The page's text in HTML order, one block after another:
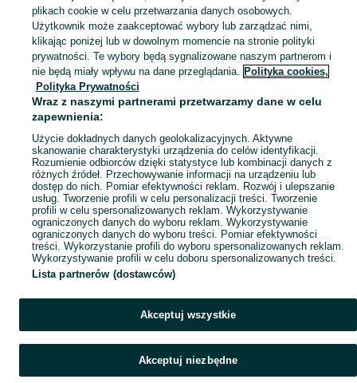
Sprzedaż artykułów rolniczych Nowy Tomyśl ▶️ maszyny rolnicze, produkty rolne i inne ✅ Nowe i używane w dobrych cenach ✌ Znajdź oferty na OLX.pl! Zobacz
Mapa kategorii
Mapa miejscowości
Mapa ministron
Popularne wyszukiwania
plikach cookie w celu przetwarzania danych osobowych.
Użytkownik może zaakceptować wybory lub zarządzać nimi,
klikając poniżej lub w dowolnym momencie na stronie polityki
prywatności. Te wybory będą sygnalizowane naszym partnerom i
nie będą miały wpływu na dane przeglądania. Polityka cookies,
Polityka Prywatności
Wraz z naszymi partnerami przetwarzamy dane w celu
zapewnienia:
Użycie dokładnych danych geolokalizacyjnych. Aktywne
skanowanie charakterystyki urządzenia do celów identyfikacji.
Rozumienie odbiorców dzięki statystyce lub kombinacji danych z
różnych źródeł. Przechowywanie informacji na urządzeniu lub
dostęp do nich. Pomiar efektywności reklam. Rozwój i ulepszanie
usług. Tworzenie profili w celu personalizacji treści. Tworzenie
profili w celu spersonalizowanych reklam. Wykorzystywanie
ograniczonych danych do wyboru reklam. Wykorzystywanie
ograniczonych danych do wyboru treści. Pomiar efektywności
treści. Wykorzystanie profili do wyboru spersonalizowanych reklam.
Wykorzystywanie profili w celu doboru spersonalizowanych treści.
Lista partnerów (dostawców)
Akceptuj wszystkie
Akceptuj niezbędne